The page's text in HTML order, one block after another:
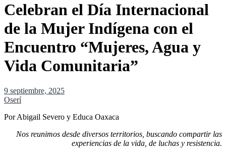
Celebran el Día Internacional
de la Mujer Indígena con el
Encuentro “Mujeres, Agua y
Vida Comunitaria”
9 septiembre, 2025
Oserí
Por Abigail Severo y Educa Oaxaca
Nos reunimos desde diversos territorios, buscando compartir las
experiencias de la vida, de luchas y resistencia.